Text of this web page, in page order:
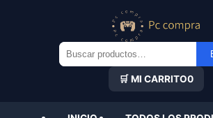
Buscar
por:
🛒 MI CARRITO0